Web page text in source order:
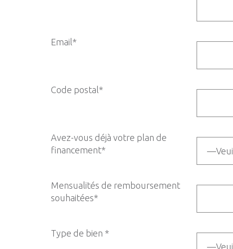
Email*
Code postal*
Avez-vous déjà votre plan de
financement*
Mensualités de remboursement
souhaitées*
Type de bien *